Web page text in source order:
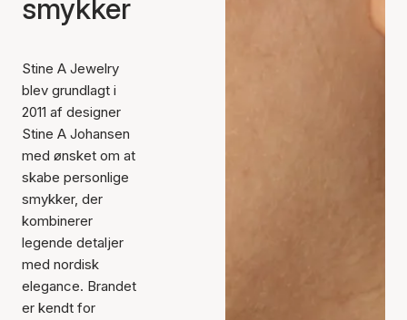
smykker
Stine A Jewelry
blev grundlagt i
2011 af designer
Stine A Johansen
med ønsket om at
skabe personlige
smykker, der
kombinerer
legende detaljer
med nordisk
elegance. Brandet
er kendt for